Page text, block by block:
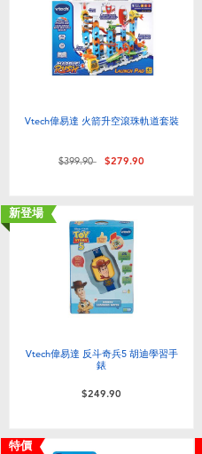
Vtech偉易達 火箭升空滾珠軌道套裝
價格從
$399.90至$279.90
新登場
Vtech偉易達 反斗奇兵5 胡迪學習手
錶
$249.90
特價